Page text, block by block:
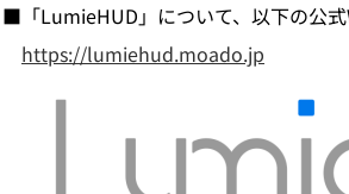
■「LumieHUD」について、以下の公式
https://lumiehud.moado.jp